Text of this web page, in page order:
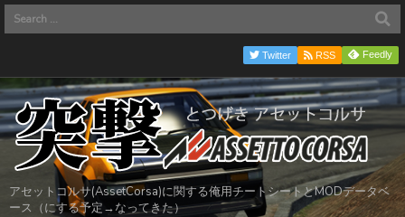
アセットコルサ(AssetCorsa)に関する俺用チートシートとMODデータベ
ース（にする予定→なってきた）
Twitter RSS Feedly